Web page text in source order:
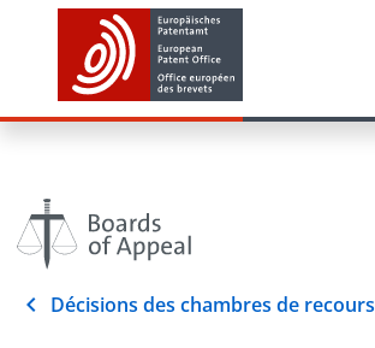
Décisions des chambres de recours